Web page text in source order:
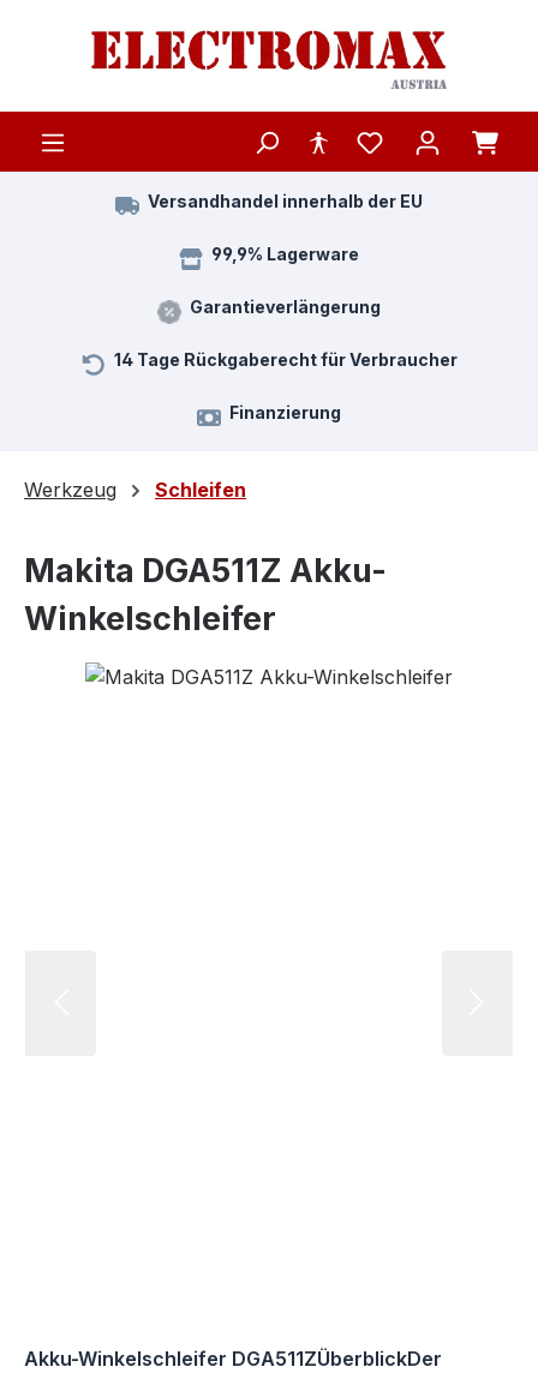
Zum Hauptinhalt springen
Versandhandel innerhalb der EU
99,9% Lagerware
Garantieverlängerung
14 Tage Rückgaberecht für Verbraucher
Finanzierung
Werkzeug Schleifen
Makita DGA511Z Akku-
Winkelschleifer
Bildergalerie überspringen
Akku-Winkelschleifer DGA511ZÜberblickDer